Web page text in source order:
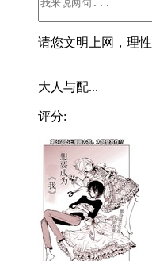
请您文明上网，理
大人与配...
评分: